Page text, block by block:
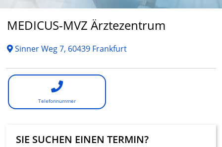
MEDICUS-MVZ Ärztezentrum
Sinner Weg 7, 60439 Frankfurt
Telefonnummer
SIE SUCHEN EINEN TERMIN?